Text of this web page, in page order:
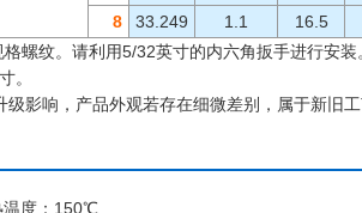
8
33.249 1.1
16.5
格螺纹。请利用5/32英寸的内六角扳手进行安
。
级影响，产品外观若存在细微差别，属于新旧
温度：150℃